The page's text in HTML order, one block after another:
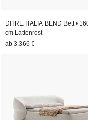
DITRE ITALIA BEND Bett •
cm Lattenrost
ab 3.366 €